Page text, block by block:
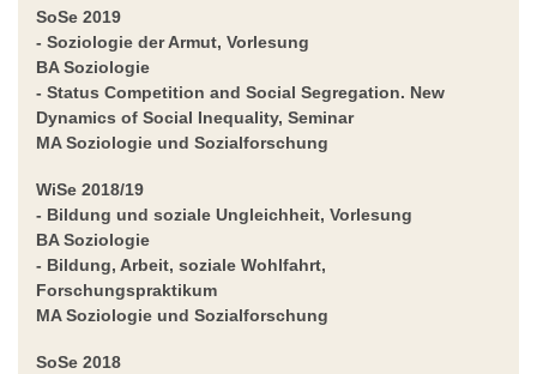
SoSe 2019
- Soziologie der Armut, Vorlesung
BA Soziologie
- Status Competition and Social Segregation. New
Dynamics of Social Inequality, Seminar
MA Soziologie und Sozialforschung
WiSe 2018/19
- Bildung und soziale Ungleichheit, Vorlesung
BA Soziologie
- Bildung, Arbeit, soziale Wohlfahrt,
Forschungspraktikum
MA Soziologie und Sozialforschung
SoSe 2018